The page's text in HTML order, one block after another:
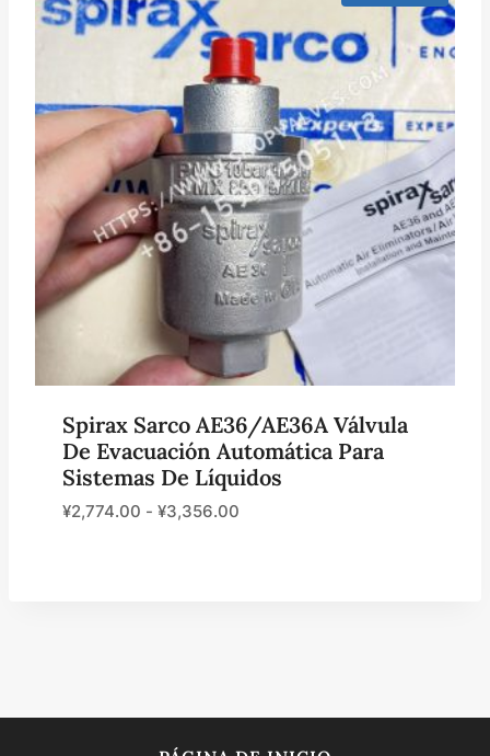
Spirax Sarco AE36/AE36A Válvula
De Evacuación Automática Para
Sistemas De Líquidos
¥2,774.00 - ¥3,356.00